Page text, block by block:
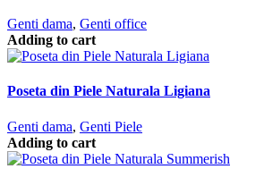
Genti dama, Genti office
Adding to cart
Poseta din Piele Naturala Ligiana
Genti dama, Genti Piele
Adding to cart